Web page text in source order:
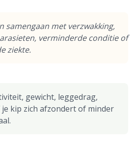
samengaan met verzwakking,
verminderde conditie of
ziekte.
gewicht, leggedrag,
kip zich afzondert of minder